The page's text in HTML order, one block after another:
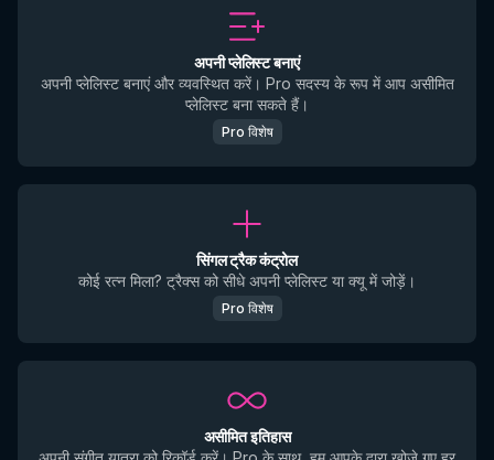
अपनी प्लेलिस्ट बनाएं
अपनी प्लेलिस्ट बनाएं और व्यवस्थित करें। Pro सदस्य के रूप में आप असीमित
प्लेलिस्ट बना सकते हैं।
Pro विशेष
सिंगल ट्रैक कंट्रोल
कोई रत्न मिला? ट्रैक्स को सीधे अपनी प्लेलिस्ट या क्यू में जोड़ें।
Pro विशेष
असीमित इतिहास